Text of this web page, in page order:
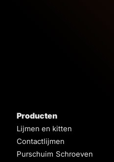
Producten
Lijmen en kitten
Contactlijmen
Purschuim Schroeven